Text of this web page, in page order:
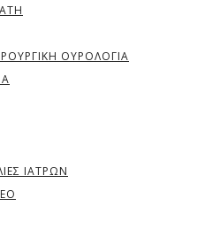
ΟΥΡΟΛΟΓΙΑ
ΙΑΤΡΏΝ